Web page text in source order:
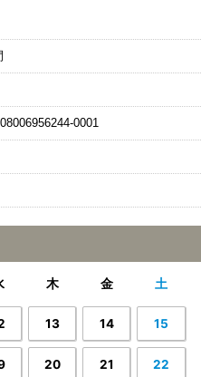
0001
木 金 土
13 14 15
20 21 22